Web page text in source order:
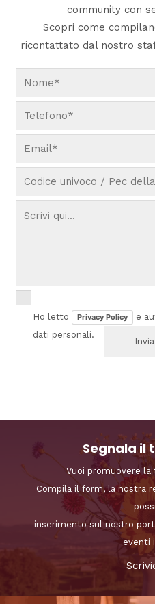
community con
Scopri come
ricontattato dal nostro
Ho letto Privacy Policy
e
dati personali.
Segnala il
Vuoi promuovere la
Compila il form, la nostra
inserimento sul nostro
eventi